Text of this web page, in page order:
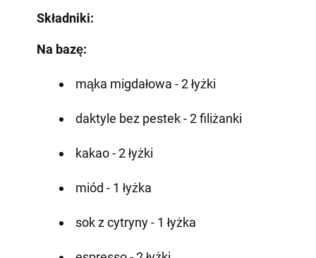
Składniki:
Na bazę:
mąka migdałowa - 2 łyżki
daktyle bez pestek - 2 filiżanki
kakao - 2 łyżki
miód - 1 łyżka
sok z cytryny - 1 łyżka